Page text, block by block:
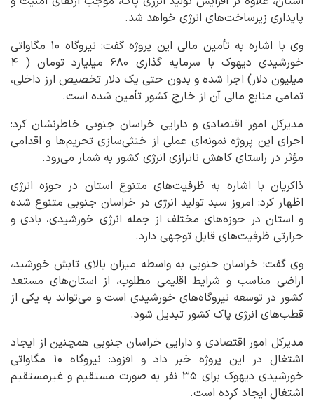
پایداری زیرساخت‌های انرژی خواهد شد.
وی با اشاره به تأمین مالی این پروژه گفت: نیروگاه ۱۰ مگاواتی
خورشیدی دیهوک با سرمایه گذاری ۶۸۰ میلیارد تومان ( ۴
میلیون دلار) اجرا شده و بدون حتی یک دلار تخصیص ارز داخلی،
تمامی منابع مالی آن از خارج کشور تأمین شده است.
مدیرکل امور اقتصادی و دارایی خراسان جنوبی خاطرنشان کرد:
اجرای این پروژه نمونه‌ای عملی از خنثی‌سازی تحریم‌ها و اقدامی
مؤثر در راستای کاهش ناترازی انرژی کشور به شمار می‌رود.
ذاکریان با اشاره به ظرفیت‌های متنوع استان در حوزه انرژی
اظهار کرد: امروز سبد تولید انرژی در خراسان جنوبی متنوع شده
و استان در حوزه‌های مختلف از جمله انرژی خورشیدی، بادی و
حرارتی ظرفیت‌های قابل توجهی دارد.
وی گفت: خراسان جنوبی به واسطه میزان بالای تابش خورشید،
اراضی مناسب و شرایط اقلیمی مطلوب، از استان‌های مستعد
کشور در توسعه نیروگاه‌های خورشیدی است و می‌تواند به یکی از
قطب‌های انرژی پاک کشور تبدیل شود.
مدیرکل امور اقتصادی و دارایی خراسان جنوبی همچنین از ایجاد
اشتغال در این پروژه خبر داد و افزود: نیروگاه ۱۰ مگاواتی
خورشیدی دیهوک برای ۳۵ نفر به صورت مستقیم و غیرمستقیم
اشتغال ایجاد کرده است.